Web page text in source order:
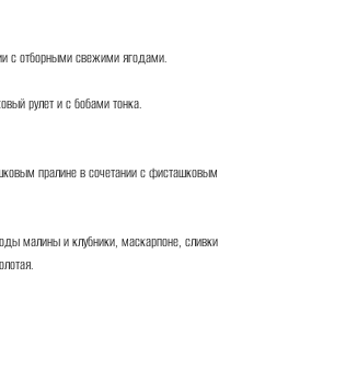
с отборными свежими ягодами.
рулет и с бобами тонка.
пралине в сочетании с фисташковым
малины и клубники, маскарпоне, сливки